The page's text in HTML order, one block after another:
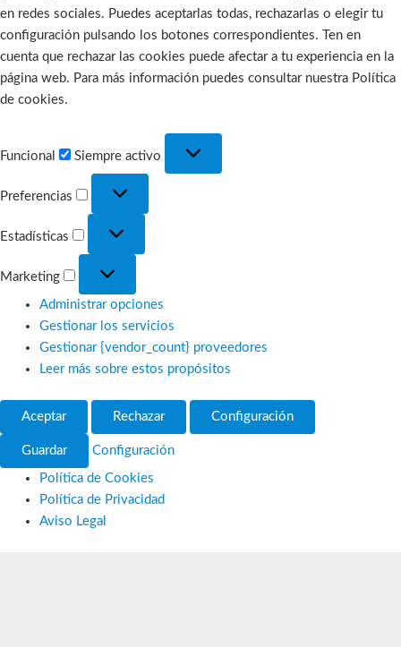
en redes sociales. Puedes aceptarlas todas, rechazarlas o elegir tu
configuración pulsando los botones correspondientes. Ten en
cuenta que rechazar las cookies puede afectar a tu experiencia en la
página web. Para más información puedes consultar nuestra Política
de cookies.
Funcional Siempre activo
Preferencias
Estadísticas
Marketing
Administrar opciones
Gestionar los servicios
Gestionar {vendor_count} proveedores
Leer más sobre estos propósitos
Aceptar Rechazar Configuración
Guardar Configuración
Política de Cookies
Política de Privacidad
Aviso Legal